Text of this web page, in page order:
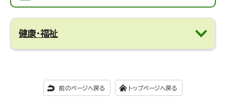
健康・福祉
前のページへ戻る トップページへ戻る